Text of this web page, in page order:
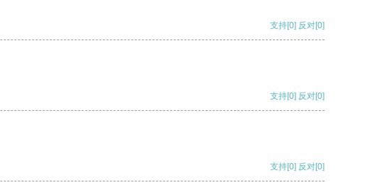
支持[0] 反对[0]
支持[0] 反对[0]
支持[0] 反对[0]